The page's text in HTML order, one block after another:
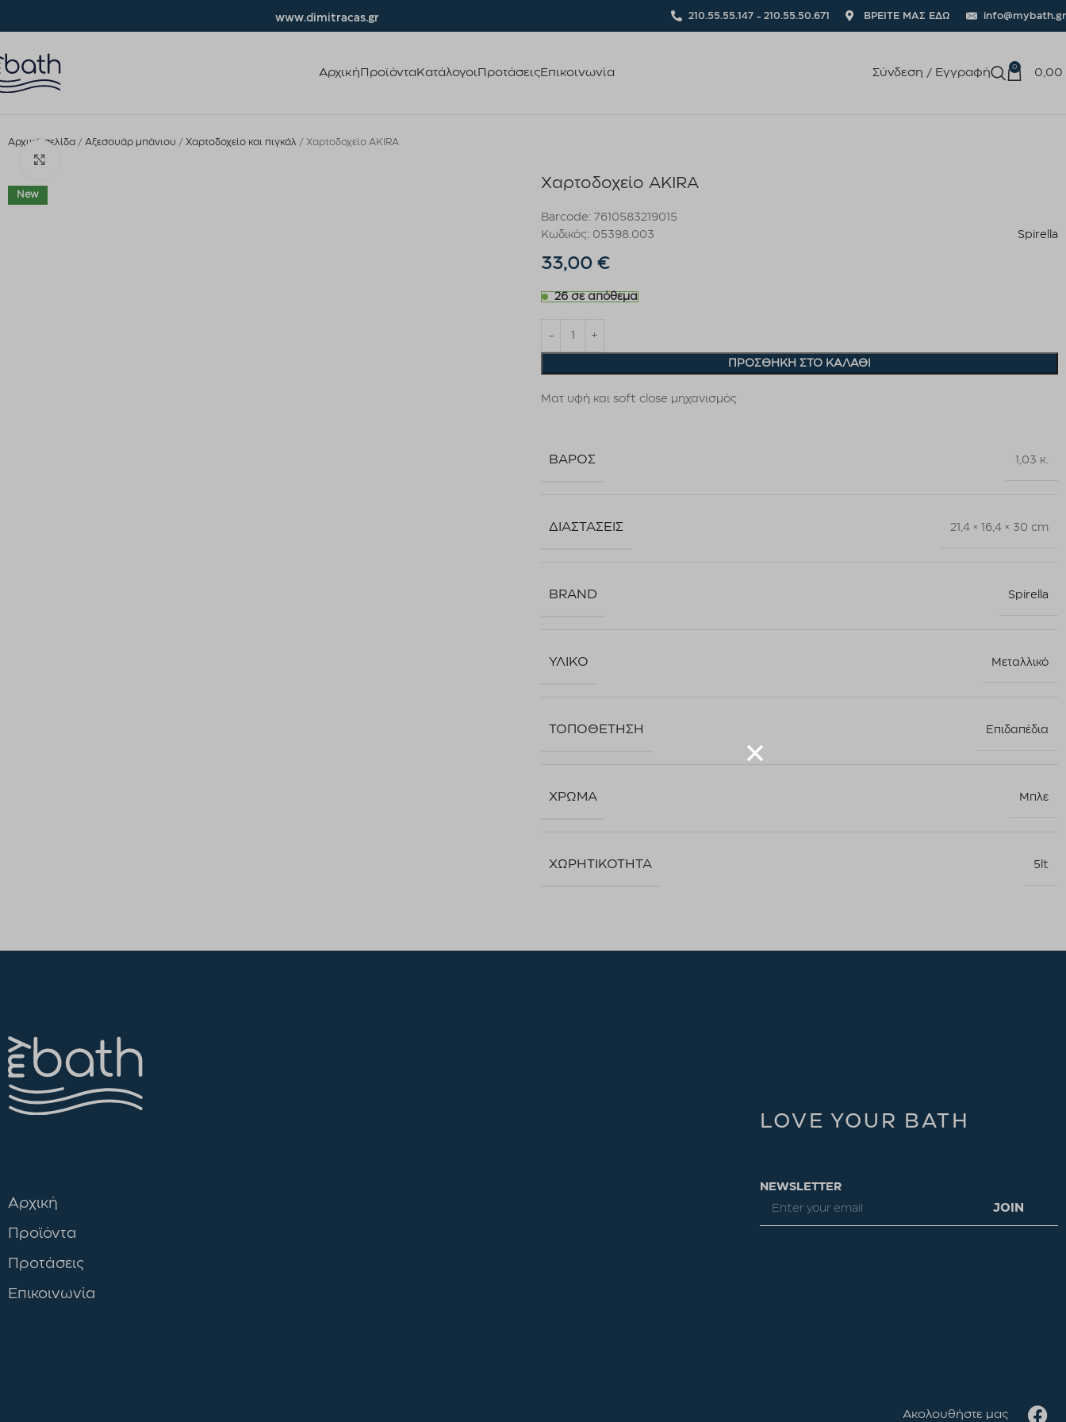
www.dimitracas.gr 210.55.55.147 - 210.55.50.671 ΒΡΕΙΤΕ ΜΑΣ ΕΔΩ info@mybath.gr
Αρχική ΠροϊόνταΚατάλογοι ΠροτάσειςΕπικοινωνία Σύνδεση / Εγγραφή 0 0,00
Αρχική σελίδα Αξεσουάρ μπάνιου Χαρτοδοχείο και πιγκάλ Χαρτοδοχείο AKIRA
New
Χαρτοδοχείο AKIRA
Barcode: 7610583219015
Κωδικός: 05398.003
Spirella
33,00 €
26 σε απόθεμα
ΠΡΟΣΘΉΚΗ ΣΤΟ ΚΑΛΆΘΙ
Ματ υφή και soft close μηχανισμός
ΒΆΡΟΣ 1,03 κ.
ΔΙΑΣΤΆΣΕΙΣ 21,4 × 16,4 × 30 cm
BRAND Spirella
ΥΛΙΚΌ Μεταλλικό
ΤΟΠΟΘΈΤΗΣΗ Επιδαπέδια
ΧΡΏΜΑ Μπλε
ΧΩΡΗΤΙΚΌΤΗΤΑ 5lt
Αρχική
Προϊόντα
Προτάσεις
Επικοινωνία
LOVE YOUR BATH
NEWSLETTER
JOIN
Ακολουθήστε μας